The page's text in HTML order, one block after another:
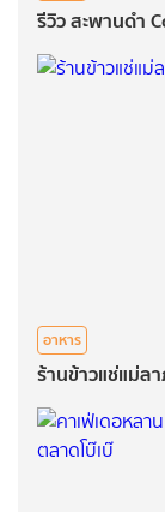
รีวิว สะพานดำ
อาหาร
ร้านข้าวแช่แม่ล